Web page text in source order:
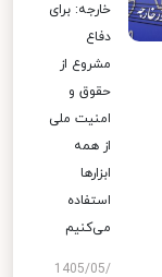
خارجه: برای
دفاع
مشروع از
حقوق و
امنیت ملی
از همه
ابزارها
استفاده
می‌کنیم
1405/05/